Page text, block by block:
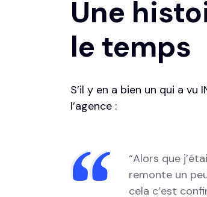
Une
le temps
S’il y en a bien un qui a vu
l’agence :
“Alors que
remonte un
cela c’est